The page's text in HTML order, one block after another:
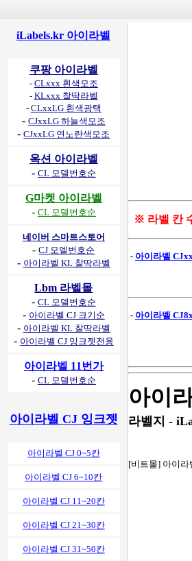
iLabels.kr 아이라벨
쿠팡 아이라벨
- CLxxx 흰색모조
- KLxxx 찰딱라벨
- CLxxLG 흰색광택
- CJxxLG 하늘색모조
-CJxxLG 연노란색모조
옥션 아이라벨
- CL 모델번호순
G마켓 아이라벨
- CL 모델번호순
네이버 스마트스토어
-CJ 모델번호순
- 아이라벨 KL 찰딱라벨
Lbm 라벨몰
- CL 모델번호순
- 아이라벨 CJ 크기순
- 아이라벨 KL 찰딱라벨
- 아이라벨 CJ 잉크젯전용
아이라벨 11번가
- CL 모델번호순
아이라벨 CJ 잉크젯
아이라벨 CJ 0~5칸
아이라벨 CJ 6~10칸
아이라벨 CJ 11~20칸
아이라벨 CJ 21~30칸
아이라벨 CJ 31~50칸
※ 라벨 칸
- 아이라벨
- 아이라벨
아이
라벨지 -
[비트몰] 아이라